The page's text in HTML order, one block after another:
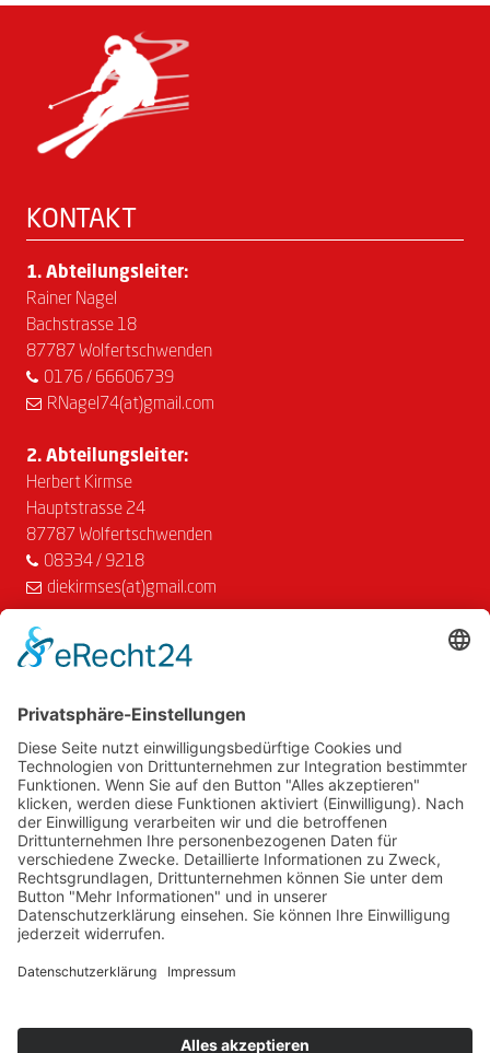
KONTAKT
1. Abteilungsleiter:
Rainer Nagel
Bachstrasse 18
87787 Wolfertschwenden
0176 / 66606739
RNagel74(at)gmail.com
2. Abteilungsleiter:
Herbert Kirmse
Hauptstrasse 24
87787 Wolfertschwenden
08334 / 9218
diekirmses(at)gmail.com
Wolfertschwenden